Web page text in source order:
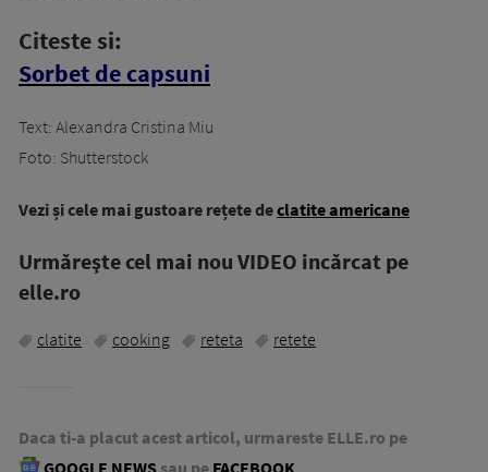
Citeste si:
Sorbet de capsuni
Text: Alexandra Cristina Miu
Foto: Shutterstock
Vezi și cele mai gustoare rețete declatite americane
Urmăreşte cel mai nou VIDEO incărcat pe
elle.ro
clatite cooking reteta retete
Daca ti-a placut acest articol, urmareste ELLE.ro pe